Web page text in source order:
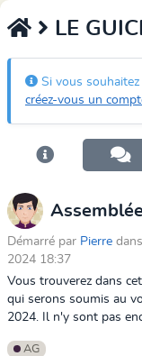
LE
Si vous
créez-vous un
Démarré par Pierre
2024 18:37
Vous trouverez dans
qui serons soumis au
2024. Il n'y sont pas
AG